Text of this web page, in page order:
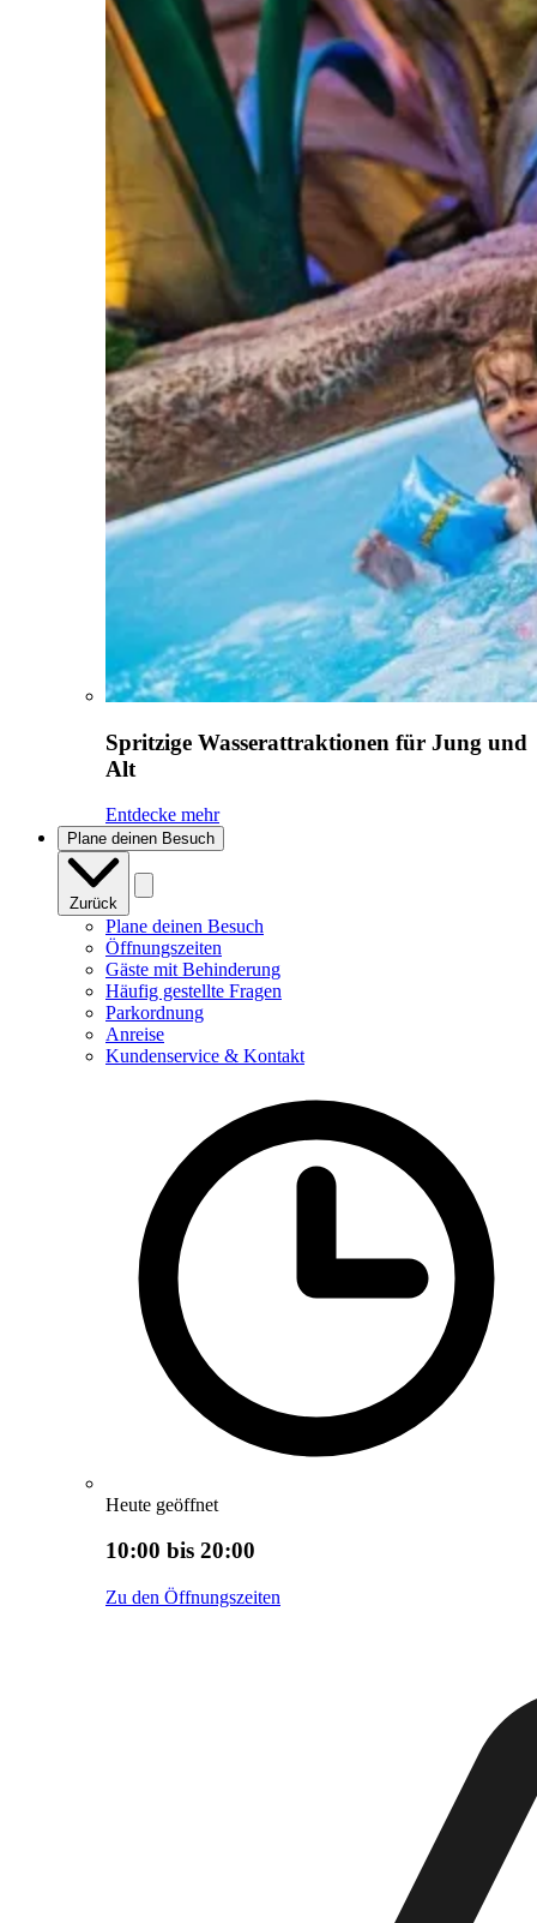
Spritzige Wasserattraktionen für Jung und
Alt
Entdecke mehr
Plane deinen Besuch
Zurück
Plane deinen Besuch
Öffnungszeiten
Gäste mit Behinderung
Häufig gestellte Fragen
Parkordnung
Anreise
Kundenservice & Kontakt
Heute geöffnet
10:00 bis 20:00
Zu den Öffnungszeiten